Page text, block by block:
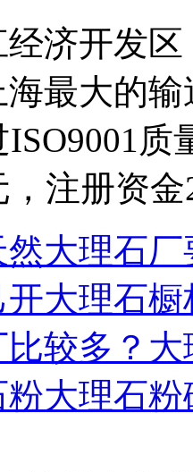
济开发
最大的
ISO9001
，注册资金
然大理石
开大理石
较多？ 大
粉大理石粉